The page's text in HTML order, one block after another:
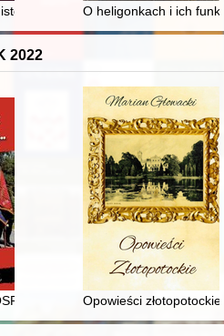
r : emigration narratives in the
O heligonkach i ich
2022
Dziedzice Opowieści złotopotockie